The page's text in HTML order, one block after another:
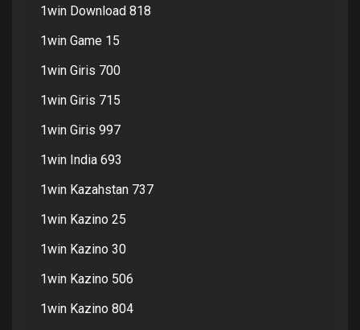
1win Download 818
1win Game 15
1win Giris 700
1win Giris 715
1win Giris 997
1win India 693
1win Kazahstan 737
1win Kazino 25
1win Kazino 30
1win Kazino 506
1win Kazino 804